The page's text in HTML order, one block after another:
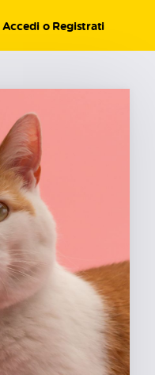
Accedi o Registrati